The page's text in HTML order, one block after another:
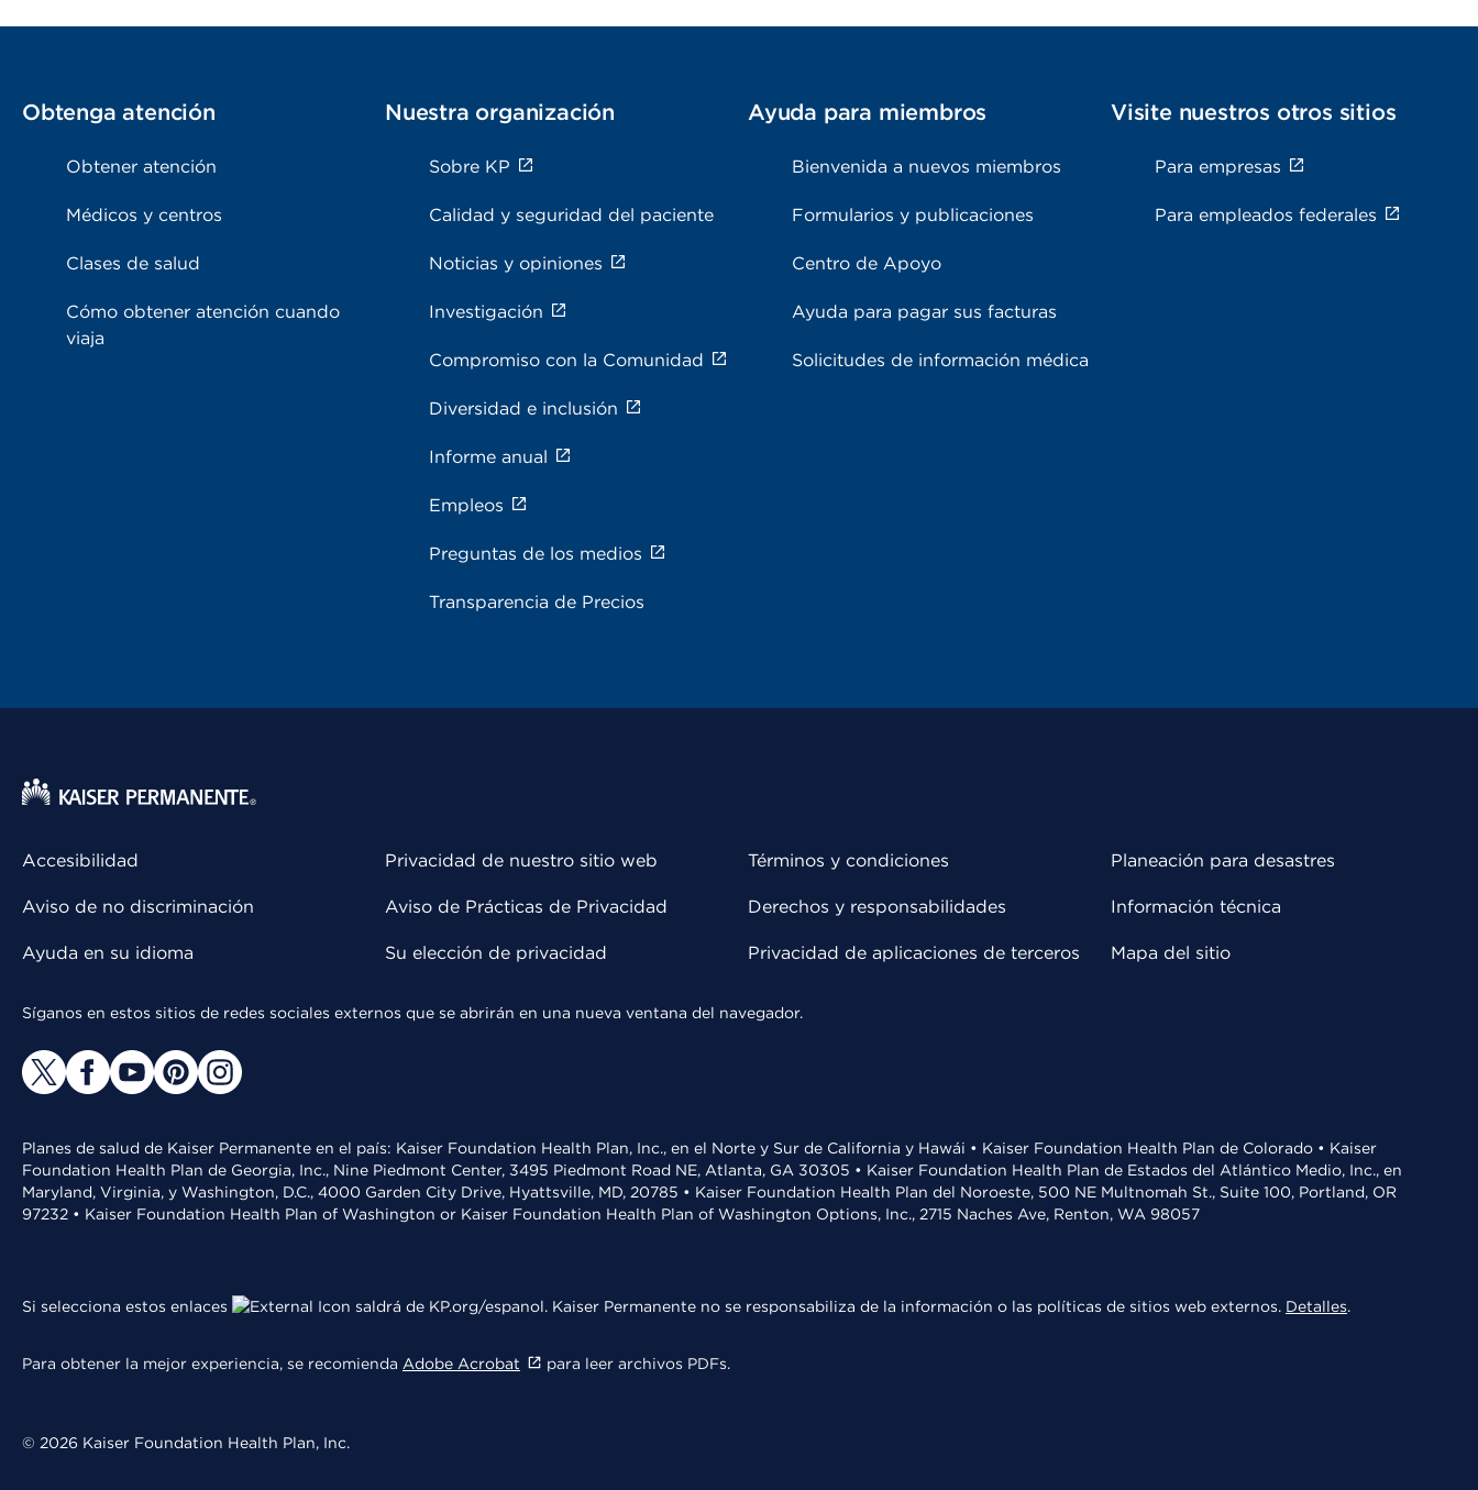
Obtenga atención
Obtener atención
Médicos y centros
Clases de salud
Cómo obtener atención cuando
viaja
Nuestra organización
Sobre KP
Calidad y seguridad del paciente
Noticias y opiniones
Investigación
Compromiso con la Comunidad
Diversidad e inclusión
Informe anual
Empleos
Preguntas de los medios
Transparencia de Precios
Ayuda para miembros
Bienvenida a nuevos miembros
Formularios y publicaciones
Centro de Apoyo
Ayuda para pagar sus facturas
Solicitudes de información médica
Visite nuestros otros sitios
Para empresas
Para empleados federales
Accesibilidad
Aviso de no discriminación
Ayuda en su idioma
Privacidad de nuestro sitio web
Aviso de Prácticas de Privacidad
Su elección de privacidad
Términos y condiciones
Derechos y responsabilidades
Privacidad de aplicaciones de terceros
Planeación para desastres
Información técnica
Mapa del sitio
Síganos en estos sitios de redes sociales externos que se abrirán en una nueva ventana del navegador.
Planes de salud de Kaiser Permanente en el país: Kaiser Foundation Health Plan, Inc., en el Norte y Sur de California y Hawái • Kaiser Foundation Health Plan de Colorado • Kaiser
Foundation Health Plan de Georgia, Inc., Nine Piedmont Center, 3495 Piedmont Road NE, Atlanta, GA 30305 • Kaiser Foundation Health Plan de Estados del Atlántico Medio, Inc., en
Maryland, Virginia, y Washington, D.C., 4000 Garden City Drive, Hyattsville, MD, 20785 • Kaiser Foundation Health Plan del Noroeste, 500 NE Multnomah St., Suite 100, Portland, OR
97232 • Kaiser Foundation Health Plan of Washington or Kaiser Foundation Health Plan of Washington Options, Inc., 2715 Naches Ave, Renton, WA 98057
Si selecciona estos enlaces saldrá de KP.org/espanol. Kaiser Permanente no se responsabiliza de la información o las políticas de sitios web externos. Detalles.
Para obtener la mejor experiencia, se recomienda Adobe Acrobat para leer archivos PDFs.
© 2026 Kaiser Foundation Health Plan, Inc.